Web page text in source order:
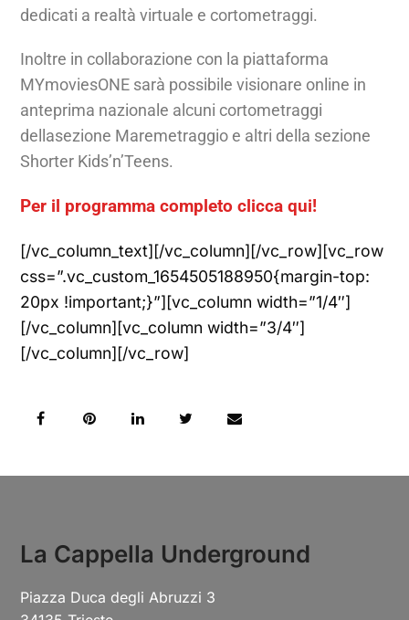
dedicati a realtà virtuale e cortometraggi.
Inoltre in collaborazione con la piattaforma
MYmoviesONE sarà possibile visionare online in
anteprima nazionale alcuni cortometraggi
dellasezione Maremetraggio e altri della sezione
Shorter Kids’n’Teens.
Per il programma completo clicca qui!
[/vc_column_text][/vc_column][/vc_row][vc_row
css=”.vc_custom_1654505188950{margin-top:
20px !important;}”][vc_column width=”1/4″]
[/vc_column][vc_column width=”3/4″]
[/vc_column][/vc_row]
La Cappella Underground
Piazza Duca degli Abruzzi 3